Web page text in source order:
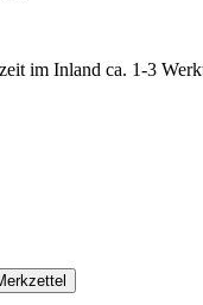
im Inland ca. 1-3